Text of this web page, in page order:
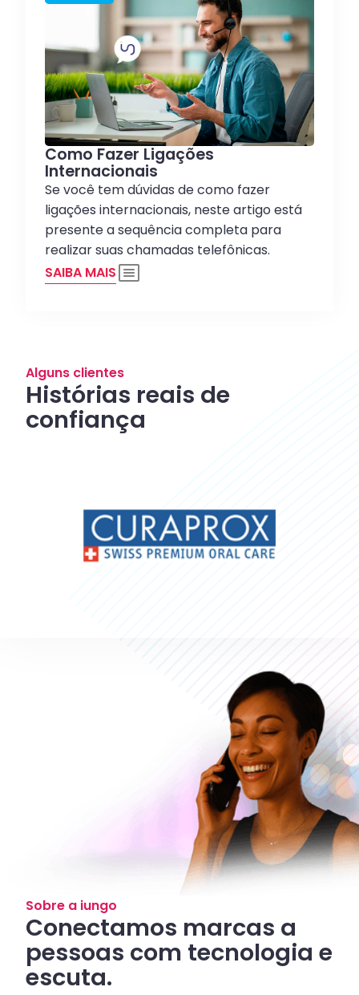
Como Fazer Ligações
Internacionais
Se você tem dúvidas de como fazer
ligações internacionais, neste artigo está
presente a sequência completa para
realizar suas chamadas telefônicas.
SAIBA MAIS
Alguns clientes
Histórias reais de
confiança
Sobre a iungo
Conectamos marcas a
pessoas com tecnologia e
escuta.